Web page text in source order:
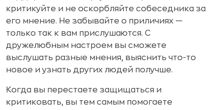
критикуйте и не оскорбляйте собеседника за
его мнение. Не забывайте о приличиях —
только так к вам прислушаются. С
дружелюбным настроем вы сможете
выслушать разные мнения, выяснить что-то
новое и узнать других людей получше.
Когда вы перестаете защищаться и
критиковать, вы тем самым помогаете